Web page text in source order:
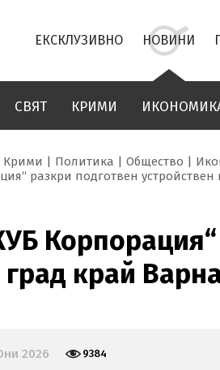
ЕКСКЛУЗИВНО НОВИНИ
СВЯТ КРИМИ
Крими Политика Общество
разкри подготвен
край
2026 9384